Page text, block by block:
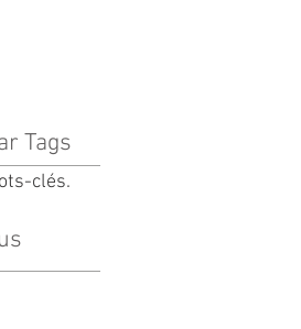
Tags
clés.